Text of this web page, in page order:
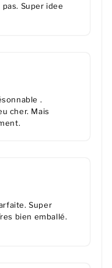
Super idee
.
cher. Mais
Super
bien emballé.